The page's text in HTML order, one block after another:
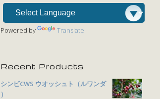
Powered by Translate
Recent Products
シンビCWS ウオッシュト（ルワンダ
）